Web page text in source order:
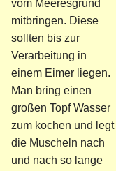
vom Meeresgrund
mitbringen. Diese
sollten bis zur
Verarbeitung in
einem Eimer liegen.
Man bring einen
großen Topf Wasser
zum kochen und legt
die Muscheln nach
und nach so lange